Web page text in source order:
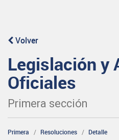
Volver
Legislación y
Oficiales
Primera sección
Primera Resoluciones Detalle